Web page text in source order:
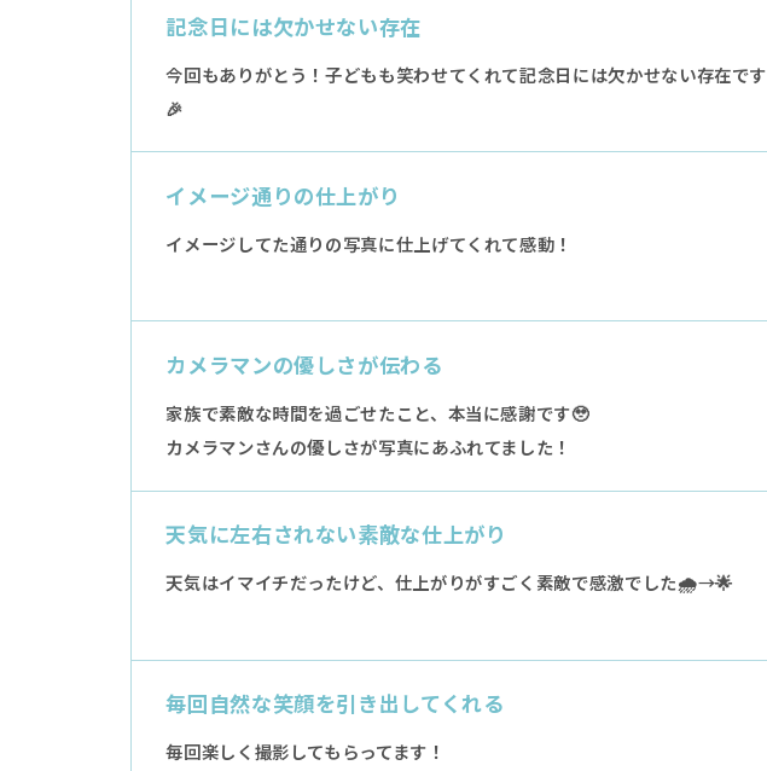
記念日には欠かせない存在
今回もありがとう！子どもも笑わせてくれて記念日には欠かせない存在です
🎉
イメージ通りの仕上がり
イメージしてた通りの写真に仕上げてくれて感動！
カメラマンの優しさが伝わる
家族で素敵な時間を過ごせたこと、本当に感謝です🥹
カメラマンさんの優しさが写真にあふれてました！
天気に左右されない素敵な仕上がり
天気はイマイチだったけど、仕上がりがすごく素敵で感激でした🌧️→🌟
毎回自然な笑顔を引き出してくれる
毎回楽しく撮影してもらってます！